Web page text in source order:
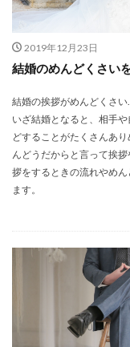
2019年12月23日
結婚のめんどくさい
結婚の挨拶がめんどくさ
いざ結婚となると、相手
どすることがたくさんあ
んどうだからと言って挨
拶をするときの流れやめ
ます。
ショック
お返し
お呼ばれ
お
イメージ
い
アイデア
15歳
お金
サイン
サイ
カラードレス
ケーキ
グリーン
ク
メリット